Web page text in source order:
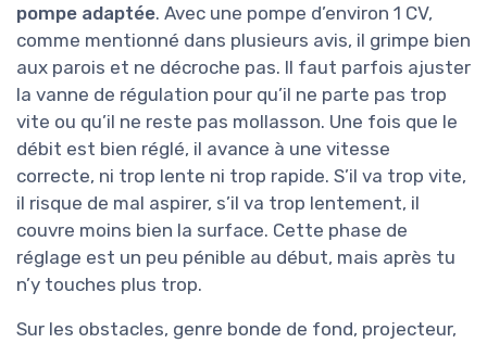
pompe adaptée. Avec une pompe d’environ 1 CV,
comme mentionné dans plusieurs avis, il grimpe bien
aux parois et ne décroche pas. Il faut parfois ajuster
la vanne de régulation pour qu’il ne parte pas trop
vite ou qu’il ne reste pas mollasson. Une fois que le
débit est bien réglé, il avance à une vitesse
correcte, ni trop lente ni trop rapide. S’il va trop vite,
il risque de mal aspirer, s’il va trop lentement, il
couvre moins bien la surface. Cette phase de
réglage est un peu pénible au début, mais après tu
n’y touches plus trop.
Sur les obstacles, genre bonde de fond, projecteur,